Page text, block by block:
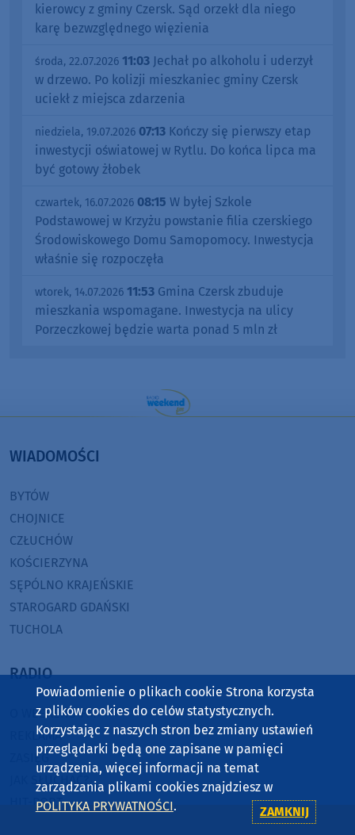
kierowcy z gminy Czersk. Sąd orzekł dla niego
karę bezwzględnego więzienia
środa, 22.07.2026 11:03 Jechał po alkoholu i uderzył
w drzewo. Po kolizji mieszkaniec gminy Czersk
uciekł z miejsca zdarzenia
niedziela, 19.07.2026 07:13 Kończy się pierwszy etap
inwestycji oświatowej w Rytlu. Do końca lipca ma
być gotowy żłobek
czwartek, 16.07.2026 08:15 W byłej Szkole
Podstawowej w Krzyżu powstanie filia czerskiego
Środowiskowego Domu Samopomocy. Inwestycja
właśnie się rozpoczęła
wtorek, 14.07.2026 11:53 Gmina Czersk zbuduje
mieszkania wspomagane. Inwestycja na ulicy
Porzeczkowej będzie warta ponad 5 mln zł
WIADOMOŚCI
BYTÓW
CHOJNICE
CZŁUCHÓW
KOŚCIERZYNA
SĘPÓLNO KRAJEŃSKIE
STAROGARD GDAŃSKI
TUCHOLA
RADIO
O WEEKEND FM
REKLAMA
ZASIĘG
JAK SŁUCHAĆ?
HIT-PORT
Powiadomienie o plikach cookie Strona korzysta
z plików cookies do celów statystycznych.
Korzystając z naszych stron bez zmiany ustawień
przeglądarki będą one zapisane w pamięci
urządzenia, więcej informacji na temat
zarządzania plikami cookies znajdziesz w
POLITYKA PRYWATNOŚCI. ZAMKNIJ